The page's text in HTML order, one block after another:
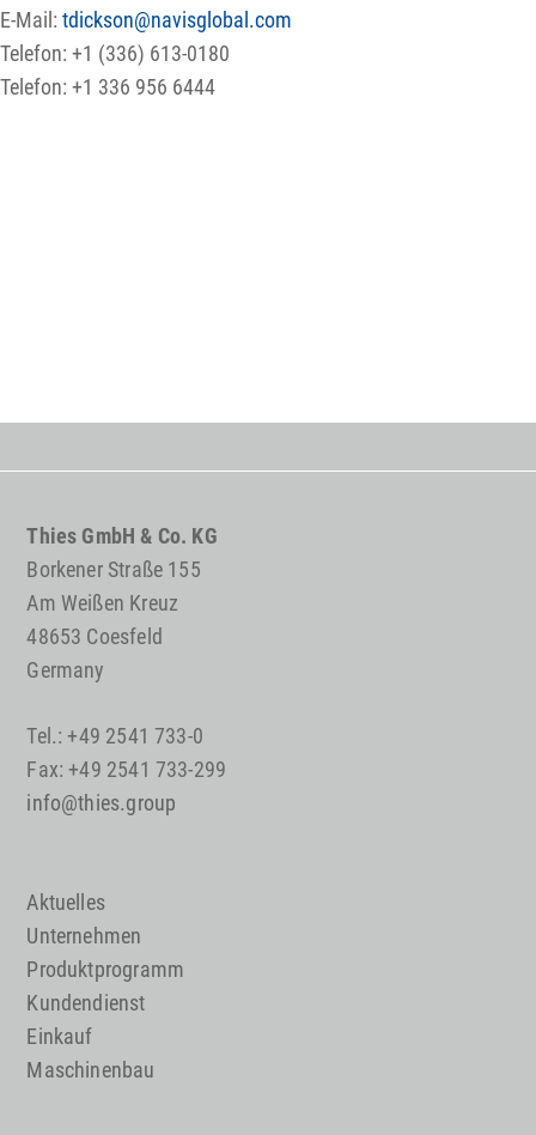
E-Mail: tdickson@navisglobal.com
Telefon: +1 (336) 613-0180
Telefon: +1 336 956 6444
Thies GmbH & Co. KG
Borkener Straße 155
Am Weißen Kreuz
48653 Coesfeld
Germany
Tel.: +49 2541 733-0
Fax: +49 2541 733-299
info@thies.group
Aktuelles
Unternehmen
Produktprogramm
Kundendienst
Einkauf
Maschinenbau